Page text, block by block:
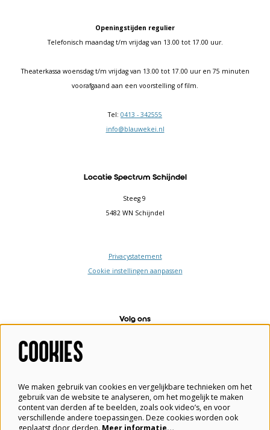
Openingstijden regulier
Telefonisch maandag t/m vrijdag van 13.00 tot 17.00 uur.
Theaterkassa woensdag t/m vrijdag van 13.00 tot 17.00 uur en 75 minuten
voorafgaand aan een voorstelling of film.
Tel: 0413 - 342555
info@blauwekei.nl
Locatie Spectrum Schijndel
Steeg 9
5482 WN Schijndel
Privacystatement
Cookie instellingen aanpassen
Volg ons
COOKIES
We maken gebruik van cookies en vergelijkbare technieken om het
gebruik van de website te analyseren, om het mogelijk te maken
content van derden af te beelden, zoals ook video’s, en voor
verschillende andere toepassingen. Deze cookies worden ook
geplaatst door derden. Meer informatie…